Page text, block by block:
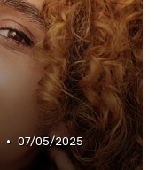
• 07/05/2025